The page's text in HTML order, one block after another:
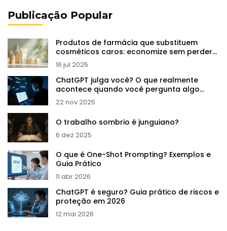
Publicação Popular
Produtos de farmácia que substituem
cosméticos caros: economize sem perder
qualidade
16 jul 2025
ChatGPT julga você? O que realmente
acontece quando você pergunta algo
sensível
22 nov 2025
O trabalho sombrio é junguiano?
6 dez 2025
O que é One-Shot Prompting? Exemplos e
Guia Prático
11 abr 2026
ChatGPT é seguro? Guia prático de riscos e
proteção em 2026
12 mai 2026